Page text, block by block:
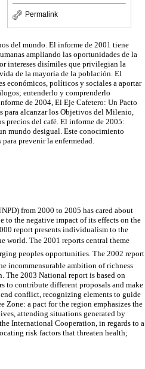
Permalink
del mundo. El informe de 2001 tiene
ampliando las oportunidades de la
intereses disímiles que privilegian la
de la mayoría de la población. El
económicos, políticos y sociales a aportar
entenderlo y comprenderlo
de 2004, El Eje Cafetero: Un Pacto
para alcanzar los Objetivos del Milenio,
precios del café. El informe de 2005:
mundo desigual. Este conocimiento
prevenir la enfermedad.
from 2000 to 2005 has cared about
to the negative impact of its effects on the
report presents individualism to the
The 2001 reports central theme
peoples opportunities. The 2002 report
incommensurable ambition of richness
2003 National report is based on
to contribute different proposals and make
conflict, recognizing elements to guide
a pact for the region emphasizes the
attending situations generated by
International Cooperation, in regards to a
risk factors that threaten health;